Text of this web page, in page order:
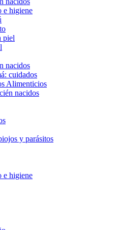
e higiene
piel
nacidos
cuidados
Alimenticios
nacidos
y parásitos
e higiene